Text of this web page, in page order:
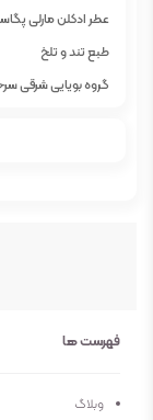
عطر ادکلن مارلی
طبع تند و تلخ
گروه بویایی شرقی
رايحه ميانی : اسطو
فهرست ها
وبلاگ